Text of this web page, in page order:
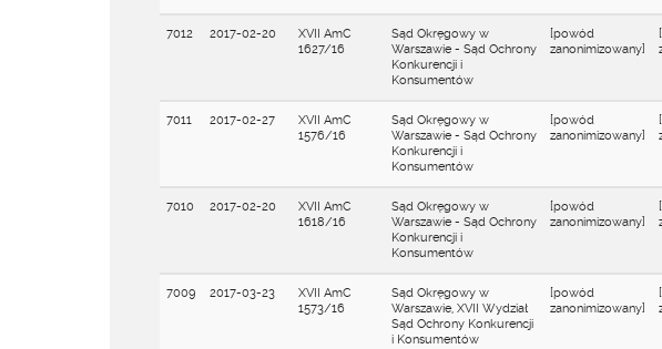
7012 2017-02-20
XVII AmC
1627/16
Sąd Okręgowy w
Warszawie - Sąd Ochrony
Konkurencji i
Konsumentów
[powód
zanonimizowany]
7011 2017-02-27
XVII AmC
1576/16
Sąd Okręgowy w
Warszawie - Sąd Ochrony
Konkurencji i
Konsumentów
[powód
zanonimizowany]
7010 2017-02-20
XVII AmC
1618/16
Sąd Okręgowy w
Warszawie - Sąd Ochrony
Konkurencji i
Konsumentów
[powód
zanonimizowany]
7009 2017-03-23
XVII AmC
1573/16
Sąd Okręgowy w
Warszawie, XVII Wydział
Sąd Ochrony Konkurencji
i Konsumentów
[powód
zanonimizowany]